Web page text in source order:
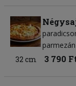
32 cm
3 790